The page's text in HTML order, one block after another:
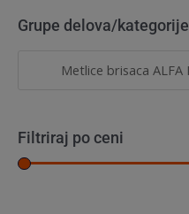
Grupe delova/kategorije
Filtriraj po ceni